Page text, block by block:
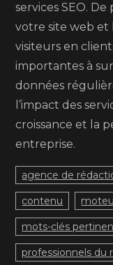
services SEO.
votre site web et
visiteurs en
importantes à
données
l’impact des
croissance et la
entreprise.
agence de
contenu
mots-clés
professionnels